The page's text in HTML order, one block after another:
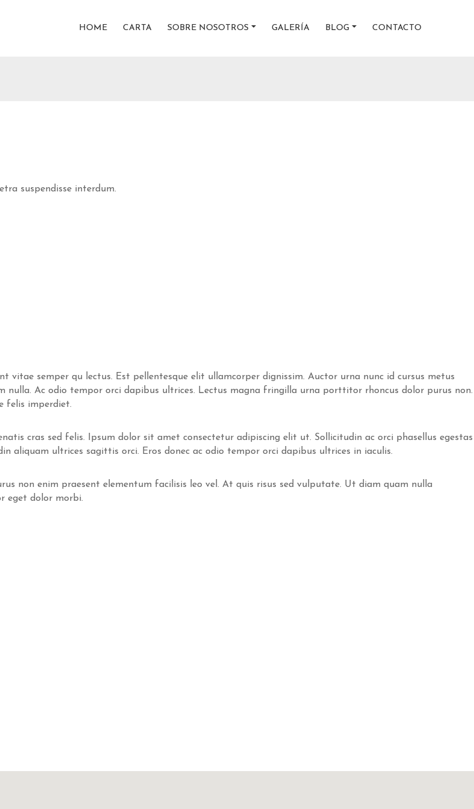
HOME CARTA SOBRE NOSOTROS GALERÍA BLOG CONTACTO
suspendisse interdum.
vitae semper qu lectus. Est pellentesque elit ullamcorper dignissim. Auctor urna nunc id cursus metus
Ac odio tempor orci dapibus ultrices. Lectus magna fringilla urna porttitor rhoncus dolor purus non.
felis imperdiet.
cras sed felis. Ipsum dolor sit amet consectetur adipiscing elit ut. Sollicitudin ac orci phasellus egestas
aliquam ultrices sagittis orci. Eros donec ac odio tempor orci dapibus ultrices in iaculis.
non enim praesent elementum facilisis leo vel. At quis risus sed vulputate. Ut diam quam nulla
eget dolor morbi.